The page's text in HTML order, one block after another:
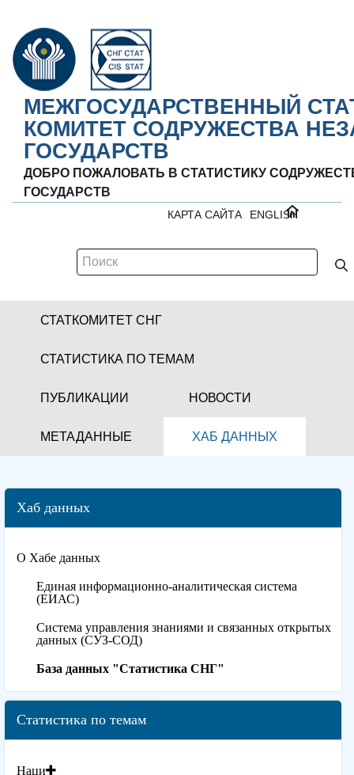
МЕЖГОСУДАРСТВЕННЫЙ
КОМИТЕТ СОДРУЖЕСТВА
ГОСУДАРСТВ
ДОБРО ПОЖАЛОВАТЬ В СТАТИСТИКУ
ГОСУДАРСТВ
ENGLISH
КАРТА САЙТА
СТАТКОМИТЕТ СНГ
СТАТИСТИКА ПО ТЕМАМ
ПУБЛИКАЦИИ НОВОСТИ
МЕТАДАННЫЕ ХАБ ДАННЫХ
Хаб данных
О Хабе данных
Единая информационно-аналитическая система
(ЕИАС)
Система управления знаниями и связанных открытых
данных (СУЗ-СОД)
База данных "Статистика СНГ"
Статистика по темам
Наци